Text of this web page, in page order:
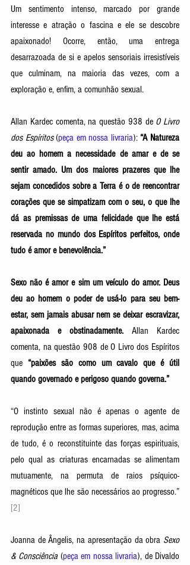
Um sentimento intenso, marcado por grande
interesse e atração o fascina e ele se descobre
apaixonado! Ocorre, então, uma entrega
desarrazoada de si e apelos sensoriais irresistíveis
que culminam, na maioria das vezes, com a
exploração e, enfim, a comunhão sexual.
Allan Kardec comenta, na questão 938 de O Livro
dos Espíritos (peça em nossa livraria): “A Natureza
deu ao homem a necessidade de amar e de se
sentir amado. Um dos maiores prazeres que lhe
sejam concedidos sobre a Terra é o de reencontrar
corações que se simpatizam com o seu, o que lhe
dá as premissas de uma felicidade que lhe está
reservada no mundo dos Espíritos perfeitos, onde
tudo é amor e benevolência.”
Sexo não é amor e sim um veículo do amor. Deus
deu ao homem o poder de usá-lo para seu bem-
estar, sem jamais abusar nem se deixar escravizar,
apaixonada e obstinadamente. Allan Kardec
comenta, na questão 908 de O Livro dos Espíritos
que “paixões são como um cavalo que é útil
quando governado e perigoso quando governa.”
“O instinto sexual não é apenas o agente de
reprodução entre as formas superiores, mas, acima
de tudo, é o reconstituinte das forças espirituais,
pelo qual as criaturas encarnadas se alimentam
mutuamente, na permuta de raios psíquico-
[2]
Joanna de Ângelis, na apresentação da obra Sexo
& Consciência (peça em nossa livraria), de Divaldo